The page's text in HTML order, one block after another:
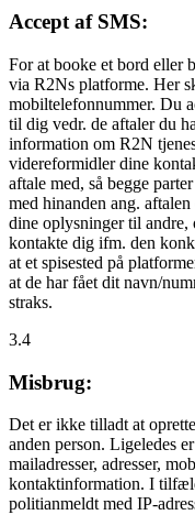
Accept af SMS:
For at booke et bord eller
via R2Ns platforme. Her
mobiltelefonnummer. Du
til dig vedr. de aftaler du
information om R2N
videreformidler dine
aftale med, så begge
med hinanden ang.
dine oplysninger til andre,
kontakte dig ifm. den
at et spisested på
at de har fået dit navn/
straks.
3.4
Misbrug:
Det er ikke tilladt at
anden person. Ligeledes
mailadresser, adresser,
kontaktinformation. I
politianmeldt med IP-